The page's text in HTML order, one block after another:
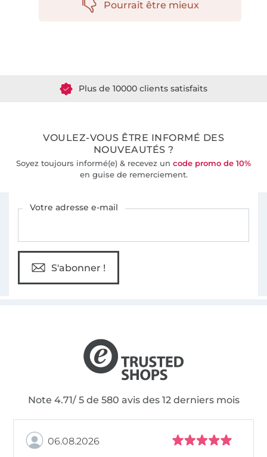
Pourrait être mieux
VOULEZ-VOUS ÊTRE INFORMÉ DES
NOUVEAUTÉS ?
Soyez toujours informé(e) & recevez un code promo de 10%
en guise de remerciement.
Votre adresse e-mail
S'abonner !
Note 4.71/ 5 de 580 avis des 12 derniers mois
06.08.2026